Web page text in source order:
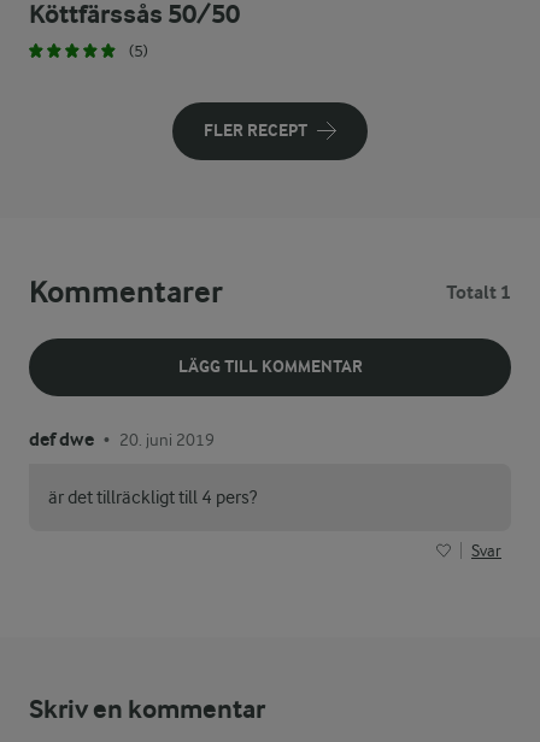
Köttfärssås 50/50
(5)
FLER RECEPT
Kommentarer Totalt 1
LÄGG TILL KOMMENTAR
def dwe • 20. juni 2019
är det tillräckligt till 4 pers?
Svar
Skriv en kommentar